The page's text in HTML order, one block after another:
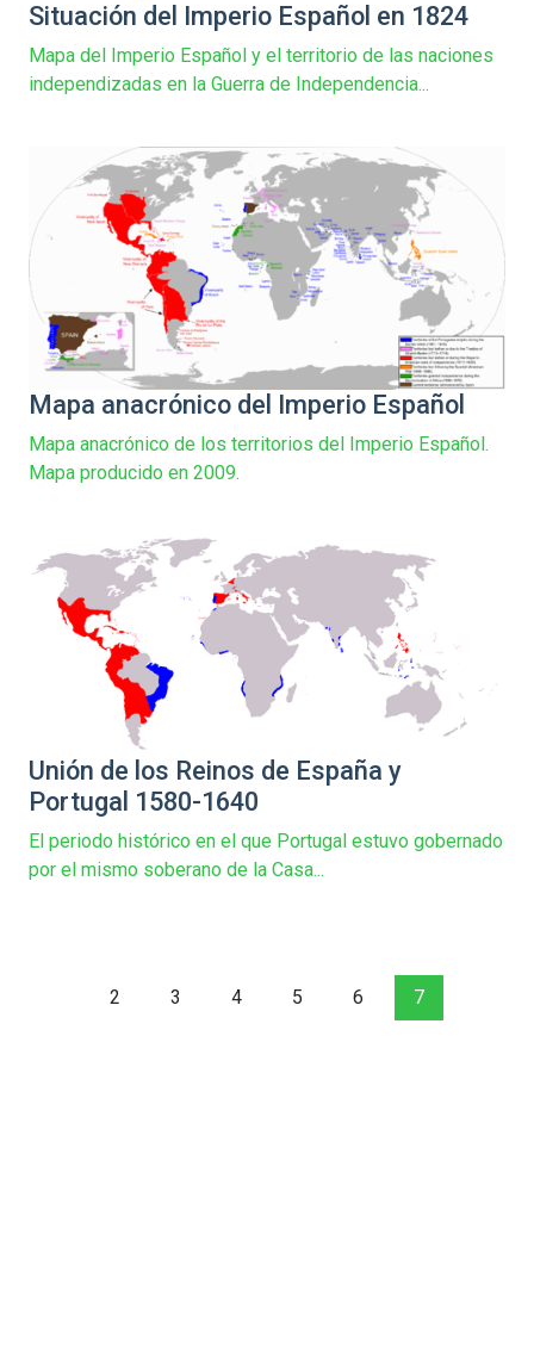
Situación del Imperio Español en 1824
Mapa del Imperio Español y el territorio de las naciones
independizadas en la Guerra de Independencia...
Mapa anacrónico del Imperio Español
Mapa anacrónico de los territorios del Imperio Español.
Mapa producido en 2009.
Unión de los Reinos de España y
Portugal 1580-1640
El periodo histórico en el que Portugal estuvo gobernado
por el mismo soberano de la Casa...
2 3 4 5 6 7